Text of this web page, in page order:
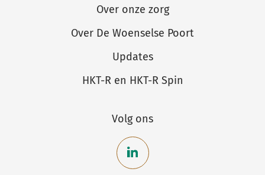
Over onze zorg
Over De Woenselse Poort
Updates
HKT-R en HKT-R Spin
Volg ons
Bekijk